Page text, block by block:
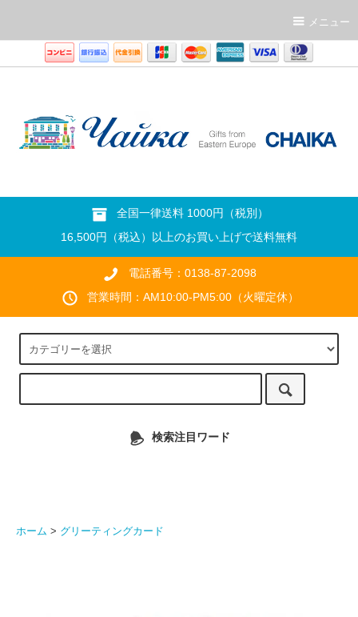
メニュー
全国一律送料 1000円（税別）
16,500円（税込）以上のお買い上げで送料無料
電話番号：0138-87-2098
営業時間：AM10:00-PM5:00（火曜定休）
検索注目ワード
ホーム > グリーティングカード